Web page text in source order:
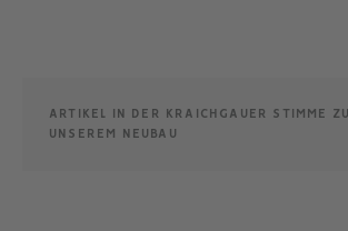
ARTIKEL IN DER KRAICHGAUER STIMME ZU
UNSEREM NEUBAU